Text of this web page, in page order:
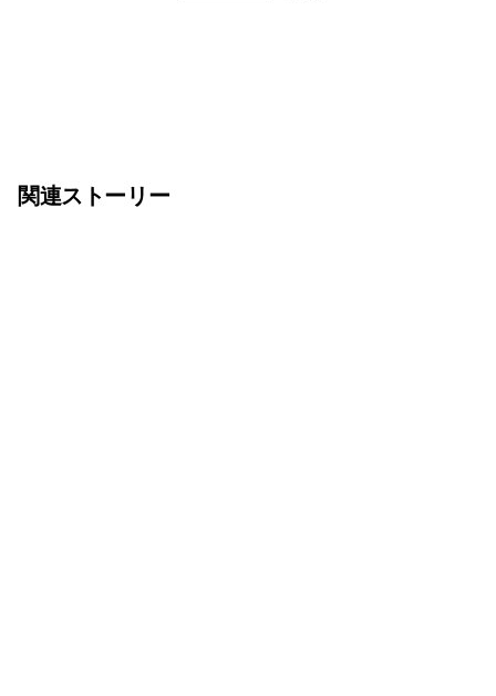
関連ストーリー